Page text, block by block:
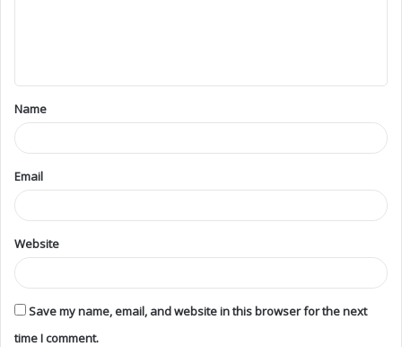
Name
Email
Website
Save my name, email, and website in this browser for the next
time I comment.